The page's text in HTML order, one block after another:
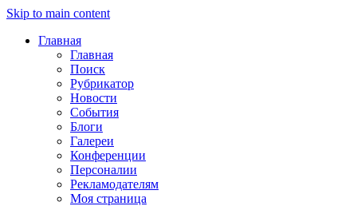
Skip to main content
Главная
Главная
Поиск
Рубрикатор
Новости
События
Блоги
Галереи
Конференции
Персоналии
Рекламодателям
Моя страница